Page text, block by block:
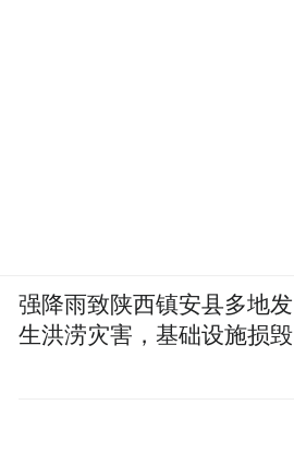
强降雨致陕西镇安县多地发
生洪涝灾害，基础设施损毁